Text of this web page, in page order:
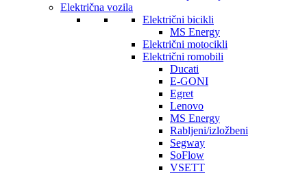
Električna vozila
Električni bicikli
MS Energy
Električni motocikli
Električni romobili
Ducati
E-GONI
Egret
Lenovo
MS Energy
Rabljeni/izložbeni
Segway
SoFlow
VSETT